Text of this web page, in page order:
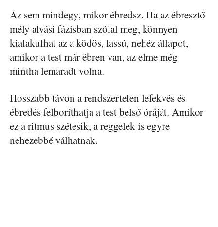
Az sem mindegy, mikor ébredsz. Ha az ébresztő
mély alvási fázisban szólal meg, könnyen
kialakulhat az a ködös, lassú, nehéz állapot,
amikor a test már ébren van, az elme még
mintha lemaradt volna.
Hosszabb távon a rendszertelen lefekvés és
ébredés felboríthatja a test belső óráját. Amikor
ez a ritmus szétesik, a reggelek is egyre
nehezebbé válhatnak.